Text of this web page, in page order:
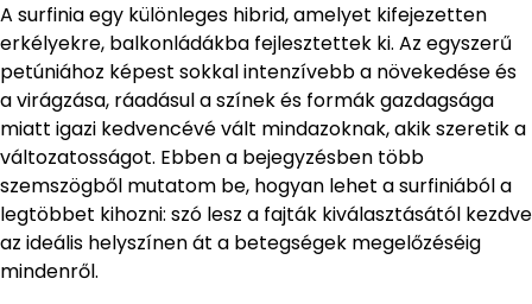
A surfinia egy különleges hibrid, amelyet kifejezetten
erkélyekre, balkonládákba fejlesztettek ki. Az egyszerű
petúniához képest sokkal intenzívebb a növekedése és
a virágzása, ráadásul a színek és formák gazdagsága
miatt igazi kedvencévé vált mindazoknak, akik szeretik a
változatosságot. Ebben a bejegyzésben több
szemszögből mutatom be, hogyan lehet a surfiniából a
legtöbbet kihozni: szó lesz a fajták kiválasztásától kezdve
az ideális helyszínen át a betegségek megelőzéséig
mindenről.